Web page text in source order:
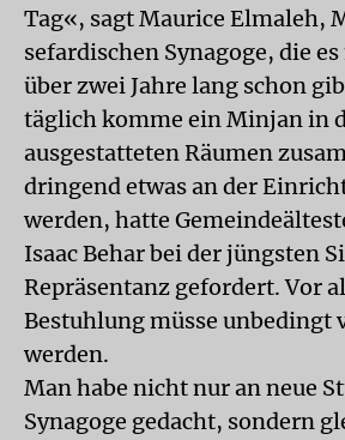
Tag«, sagt Maurice
sefardischen Synagoge, die
über zwei Jahre lang schon
täglich komme ein Minjan in
ausgestatteten Räumen
dringend etwas an der
werden, hatte
Isaac Behar bei der jüngsten
Repräsentanz gefordert. Vor
Bestuhlung müsse unbedingt
werden.
Man habe nicht nur an neue
Synagoge gedacht, sondern